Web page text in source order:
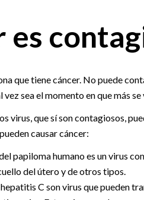
que tiene cáncer. No puede
sea el momento en que más
virus, que sí son contagiosos,
causar cáncer:
papiloma humano es un virus
del útero y de otros tipos.
C son virus que pueden